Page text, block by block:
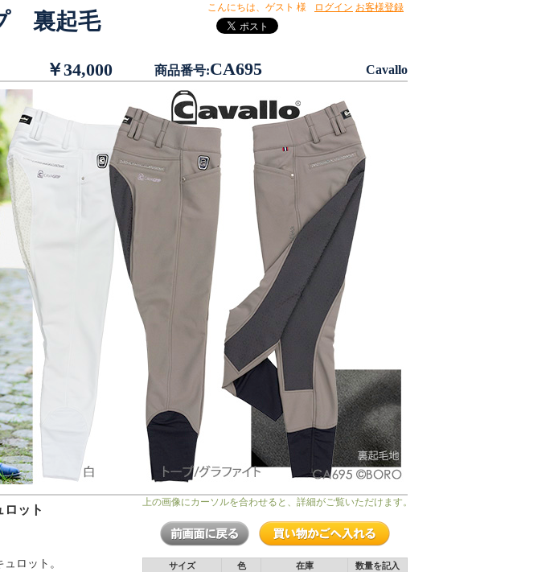
裏起毛
￥34,000 商品番号:CA695 Cavallo
ロット
ロット。
上の画像にカーソルを合わせると、詳細がご覧いただけます。
サイズ 色 在庫 数量を記入
こんにちは、 ゲスト 様 ログイン お客様登録